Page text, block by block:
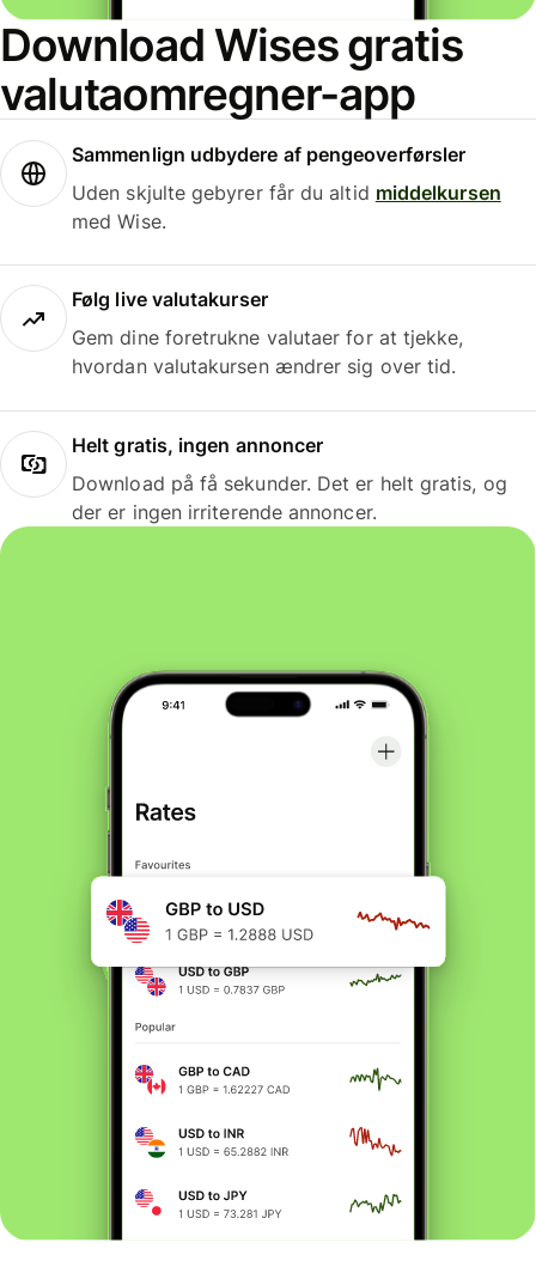
Download Wises gratis
valutaomregner-app
Sammenlign udbydere af pengeoverførsler
Uden skjulte gebyrer får du altid middelkursen
med Wise.
Følg live valutakurser
Gem dine foretrukne valutaer for at tjekke,
hvordan valutakursen ændrer sig over tid.
Helt gratis, ingen annoncer
Download på få sekunder. Det er helt gratis, og
der er ingen irriterende annoncer.